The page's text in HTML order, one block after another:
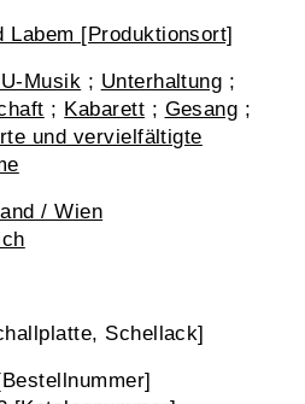
Labem [Produktionsort]
Musik ; Unterhaltung ;
; Kabarett ; Gesang ;
und vervielfältigte
/ Wien
Schellack]